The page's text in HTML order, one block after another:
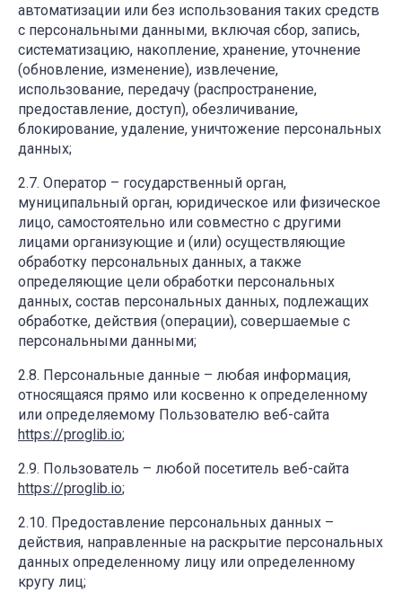
автоматизации или без использования таких средств
с персональными данными, включая сбор, запись,
систематизацию, накопление, хранение, уточнение
(обновление, изменение), извлечение,
использование, передачу (распространение,
предоставление, доступ), обезличивание,
блокирование, удаление, уничтожение персональных
данных;
Оператор – государственный орган,
муниципальный орган, юридическое или физическое
лицо, самостоятельно или совместно с другими
лицами организующие и (или) осуществляющие
обработку персональных данных, а также
определяющие цели обработки персональных
данных, состав персональных данных, подлежащих
обработке, действия (операции), совершаемые с
персональными данными;
Персональные данные – любая информация,
относящаяся прямо или косвенно к определенному
или определяемому Пользователю веб-сайта
https://proglib.io;
Пользователь – любой посетитель веб-сайта
https://proglib.io;
Предоставление персональных данных –
действия, направленные на раскрытие персональных
данных определенному лицу или определенному
кругу лиц;